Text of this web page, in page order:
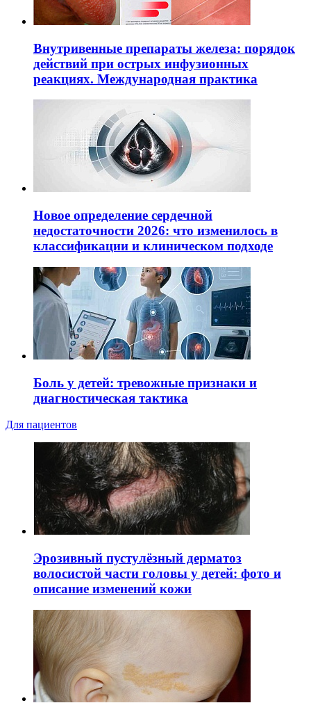
Внутривенные препараты железа: порядок
действий при острых инфузионных
реакциях. Международная практика
Новое определение сердечной
недостаточности 2026: что изменилось в
классификации и клиническом подходе
Боль у детей: тревожные признаки и
диагностическая тактика
Для пациентов
Эрозивный пустулёзный дерматоз
волосистой части головы у детей: фото и
описание изменений кожи